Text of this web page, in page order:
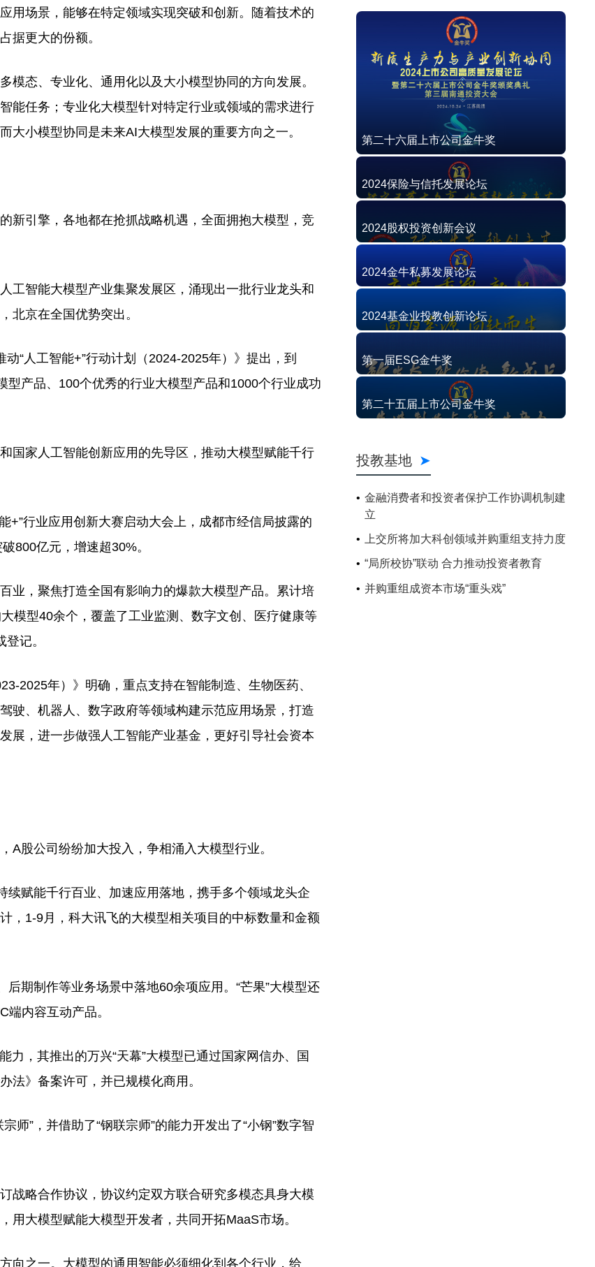
用场景，能够在特定领域实现突破和创新。随着技术的
据更大的份额。
态、专业化、通用化以及大小模型协同的方向发展。
能任务；专业化大模型针对特定行业或领域的需求进行
小模型协同是未来AI大模型发展的重要方向之一。
引擎，各地都在抢抓战略机遇，全面拥抱大模型，竞
智能大模型产业集聚发展区，涌现出一批行业龙头和
北京在全国优势突出。
人工智能+”行动计划（2024-2025年）》提出，到
产品、100个优秀的行业大模型产品和1000个行业成功
家人工智能创新应用的先导区，推动大模型赋能千行
行业应用创新大赛启动大会上，成都市经信局披露的
800亿元，增速超30%。
，聚焦打造全国有影响力的爆款大模型产品。累计培
模型40余个，覆盖了工业监测、数字文创、医疗健康等
记。
年）》明确，重点支持在智能制造、生物医药、
驶、机器人、数字政府等领域构建示范应用场景，打造
展，进一步做强人工智能产业基金，更好引导社会资本
股公司纷纷加大投入，争相涌入大模型行业。
赋能千行百业、加速应用落地，携手多个领域龙头企
，1-9月，科大讯飞的大模型相关项目的中标数量和金额
期制作等业务场景中落地60余项应用。“芒果”大模型还
内容互动产品。
，其推出的万兴“天幕”大模型已通过国家网信办、国
法》备案许可，并已规模化商用。
”，并借助了“钢联宗师”的能力开发出了“小钢”数字智
略合作协议，协议约定双方联合研究多模态具身大模
大模型赋能大模型开发者，共同开拓MaaS市场。
之一。大模型的通用智能必须细化到各个行业，给
第二十六届上市公司金牛奖
2024保险与信托发展论坛
2024股权投资创新会议
2024金牛私募发展论坛
2024基金业投教创新论坛
第一届ESG金牛奖
第二十五届上市公司金牛奖
投教基地
金融消费者和投资者保护工作协调机制建
立
上交所将加大科创领域并购重组支持力度
“局所校协”联动 合力推动投资者教育
并购重组成资本市场“重头戏”